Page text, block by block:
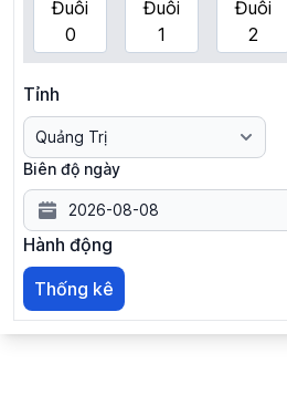
Đuôi
0
Đuôi
1
Đuôi
2
Tỉnh
Biên độ ngày
Hành động
Thống kê